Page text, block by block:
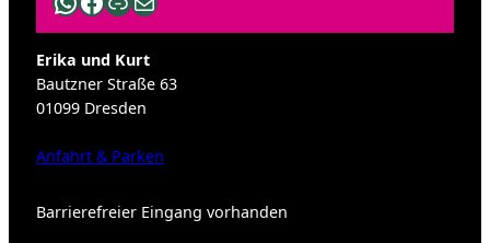
Erika und Kurt
Bautzner Straße 63
01099 Dresden
Anfahrt & Parken
Barrierefreier Eingang vorhanden